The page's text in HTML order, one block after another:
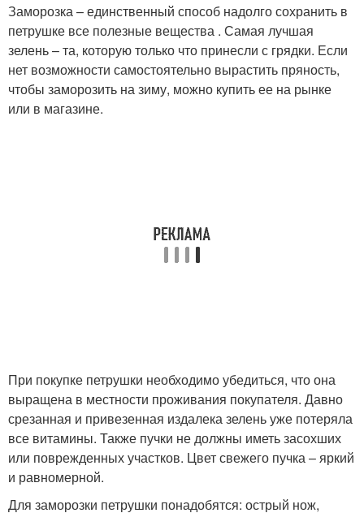
Паста на зиму Икра из петрушки
Петрушки в соленом
Заморозка – единственный способ надолго сохранить в
петрушке все полезные вещества . Самая лучшая
зелень – та, которую только что принесли с грядки. Если
нет возможности самостоятельно вырастить пряность,
чтобы заморозить на зиму, можно купить ее на рынке
или в магазине.
При покупке петрушки необходимо убедиться, что она
выращена в местности проживания покупателя. Давно
срезанная и привезенная издалека зелень уже потеряла
все витамины. Также пучки не должны иметь засохших
или поврежденных участков. Цвет свежего пучка – яркий
и равномерной.
Для заморозки петрушки понадобятся: острый нож,